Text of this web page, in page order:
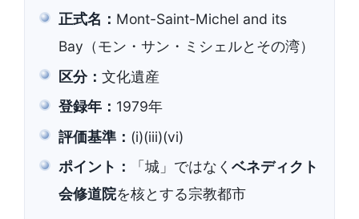
正式名： Mont-Saint-Michel and its
Bay（モン・サン・ミシェルとその湾）
区分： 文化遺産
登録年： 1979年
評価基準： (i)(iii)(vi)
ポイント：
「城」ではなく ベネディクト
会修道院を核とする宗教都市